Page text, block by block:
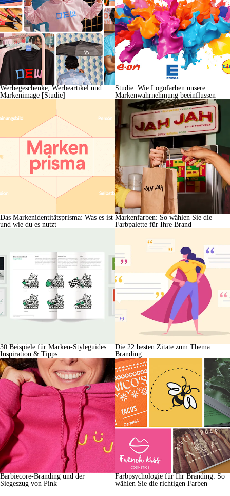
Werbegeschenke, Werbeartikel und
Markenimage [Studie]
Studie: Wie Logofarben unsere
Markenwahrnehmung beeinflussen
Das Markenidentitätsprisma: Was es ist
und wie du es nutzt
Markenfarben: So wählen Sie die
Farbpalette für Ihre Brand
30 Beispiele für Marken-Styleguides:
Inspiration & Tipps
Die 22 besten Zitate zum Thema
Branding
Barbiecore-Branding und der
Siegeszug von Pink
Farbpsychologie für Ihr Branding: So
wählen Sie die richtigen Farben